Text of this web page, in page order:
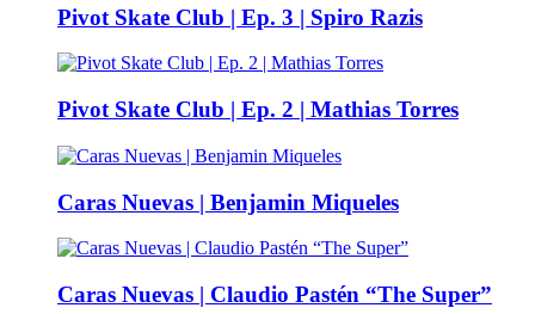
Pivot Skate Club | Ep. 3 | Spiro Razis
Pivot Skate Club | Ep. 2 | Mathias Torres
Caras Nuevas | Benjamin Miqueles
Caras Nuevas | Claudio Pastén “The Super”